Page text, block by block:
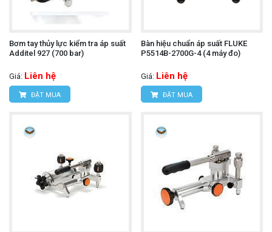
Bơm tay thủy lực kiểm tra áp suất
Additel 927 (700 bar)
Giá: Liên hệ
ĐẶT MUA
Bàn hiệu chuẩn áp suất FLUKE
P5514B-2700G-4 (4 máy đo)
Giá: Liên hệ
ĐẶT MUA